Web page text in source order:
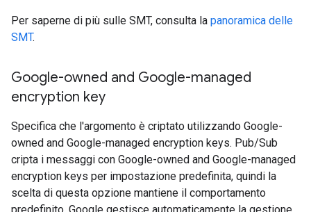
Per saperne di più sulle SMT, consulta la panoramica delle
SMT.
Google-owned and Google-managed
encryption key
Specifica che l'argomento è criptato utilizzando Google-
owned and Google-managed encryption keys. Pub/Sub
cripta i messaggi con Google-owned and Google-managed
encryption keys per impostazione predefinita, quindi la
scelta di questa opzione mantiene il comportamento